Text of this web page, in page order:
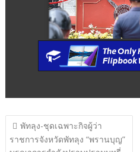
แนะแนว
เรื่อง
พัทลุง-ชุดเฉพาะกิจผู้ว่า
ราชการจังหวัดพัทลุง “พรานบุญ”